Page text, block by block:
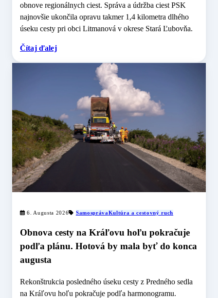
obnove regionálnych ciest. Správa a údržba ciest PSK
najnovšie ukončila opravu takmer 1,4 kilometra dlhého
úseku cesty pri obci Litmanová v okrese Stará Ľubovňa.
Čítaj ďalej
6. Augusta 2026 SamosprávaKultúra a cestovný ruch
Obnova cesty na Kráľovu hoľu pokračuje
podľa plánu. Hotová by mala byť do konca
augusta
Rekonštrukcia posledného úseku cesty z Predného sedla
na Kráľovu hoľu pokračuje podľa harmonogramu.